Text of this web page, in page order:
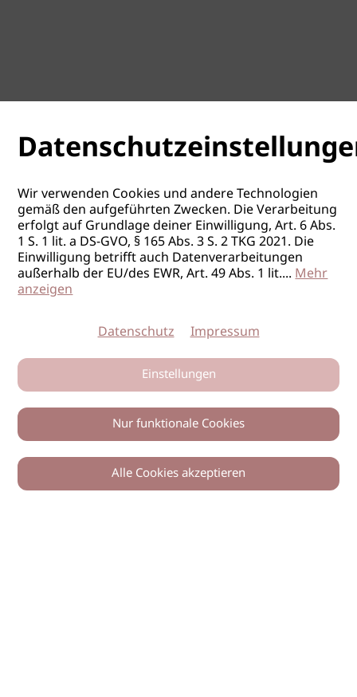
0
Wir verwenden Cookies und andere Technologien
gemäß den aufgeführten Zwecken. Die Verarbeitung
erfolgt auf Grundlage deiner Einwilligung, Art. 6 Abs.
1 S. 1 lit. a DS-GVO, § 165 Abs. 3 S. 2 TKG 2021. Die
Einwilligung betrifft auch Datenverarbeitungen
außerhalb der EU/des EWR, Art. 49 Abs. 1 lit....Mehr
anzeigen
Datenschutz Impressum
Einstellungen
Nur funktionale Cookies
Alle Cookies akzeptieren